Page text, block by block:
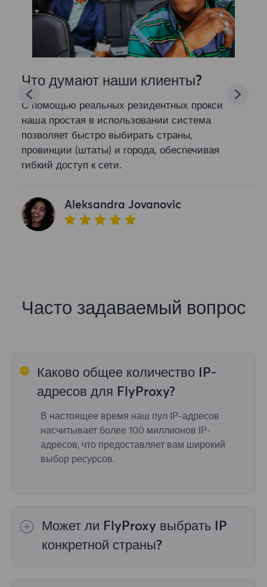
Что думают наши клиенты?
С помощью реальных резидентных прокси
наша простая в использовании система
позволяет быстро выбирать страны,
провинции (штаты) и города, обеспечивая
гибкий доступ к сети.
Aleksandra Jovanovic
Часто задаваемый вопрос
Каково общее количество IP-
адресов для FlyProxy?
В настоящее время наш пул IP-адресов
насчитывает более 100 миллионов IP-
адресов, что предоставляет вам широкий
выбор ресурсов.
Может ли FlyProxy выбрать IP
конкретной страны?